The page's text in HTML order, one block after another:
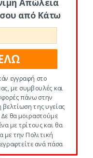
άλεσης
από Κάτω
εγγραφή στο
με συμβουλές και
πάνω στην
της υγείας
θα μοιραστούμε
με τρίτους και θα
την Πολιτική
ανά πάσα